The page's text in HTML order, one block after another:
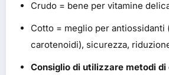
Crudo = bene per vitamine
Cotto = meglio per antiossidanti
carotenoidi), sicurezza,
Consiglio di utilizzare metodi